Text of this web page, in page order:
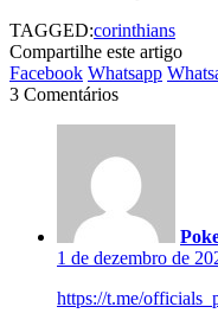
TAGGED:corinthians
Compartilhe este artigo
Facebook Whatsapp
3 Comentários
1 de dezembro de
https://t.me/